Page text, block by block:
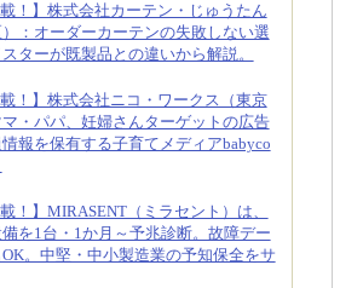
載！】株式会社カーテン・じゅうたん
：オーダーカーテンの失敗しない選
ターが既製品との違いから解説。
載！】株式会社ニコ・ワークス（東京
・パパ、妊婦さんターゲットの広告
報を保有する子育てメディアbabyco
載！】MIRASENT（ミラセント）は、
を1台・1か月～予兆診断。故障デー
。中堅・中小製造業の予知保全をサ